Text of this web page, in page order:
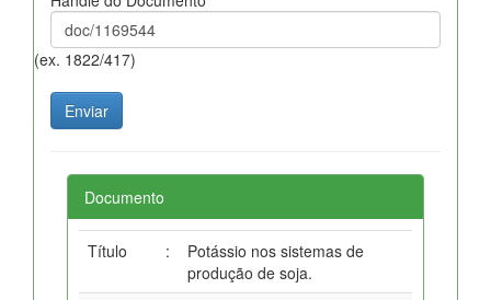
(ex. 1822/417)
Documento
Título :
Potássio nos sistemas de
produção de soja.